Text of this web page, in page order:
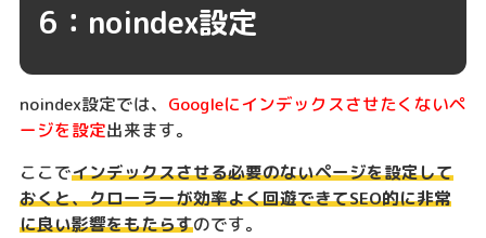
6：noindex設定
noindex設定では、 Googleにインデックスさせたくないペ
ージを設定出来ます。
ここでインデックスさせる必要のないページを設定して
おくと、クローラーが効率よく回遊できてSEO的に非常
に良い影響をもたらすのです。